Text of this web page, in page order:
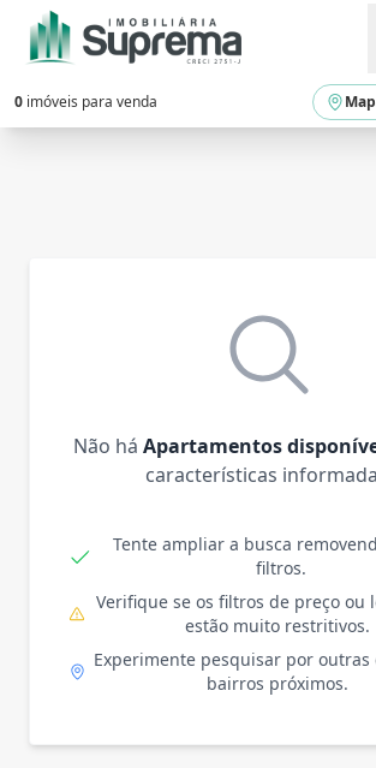
0 imóveis para venda
Não há Apartamentos
características
Tente ampliar a busca
filtros.
Verifique se os filtros de preço ou
estão muito restritivos.
Experimente pesquisar por outras
bairros próximos.